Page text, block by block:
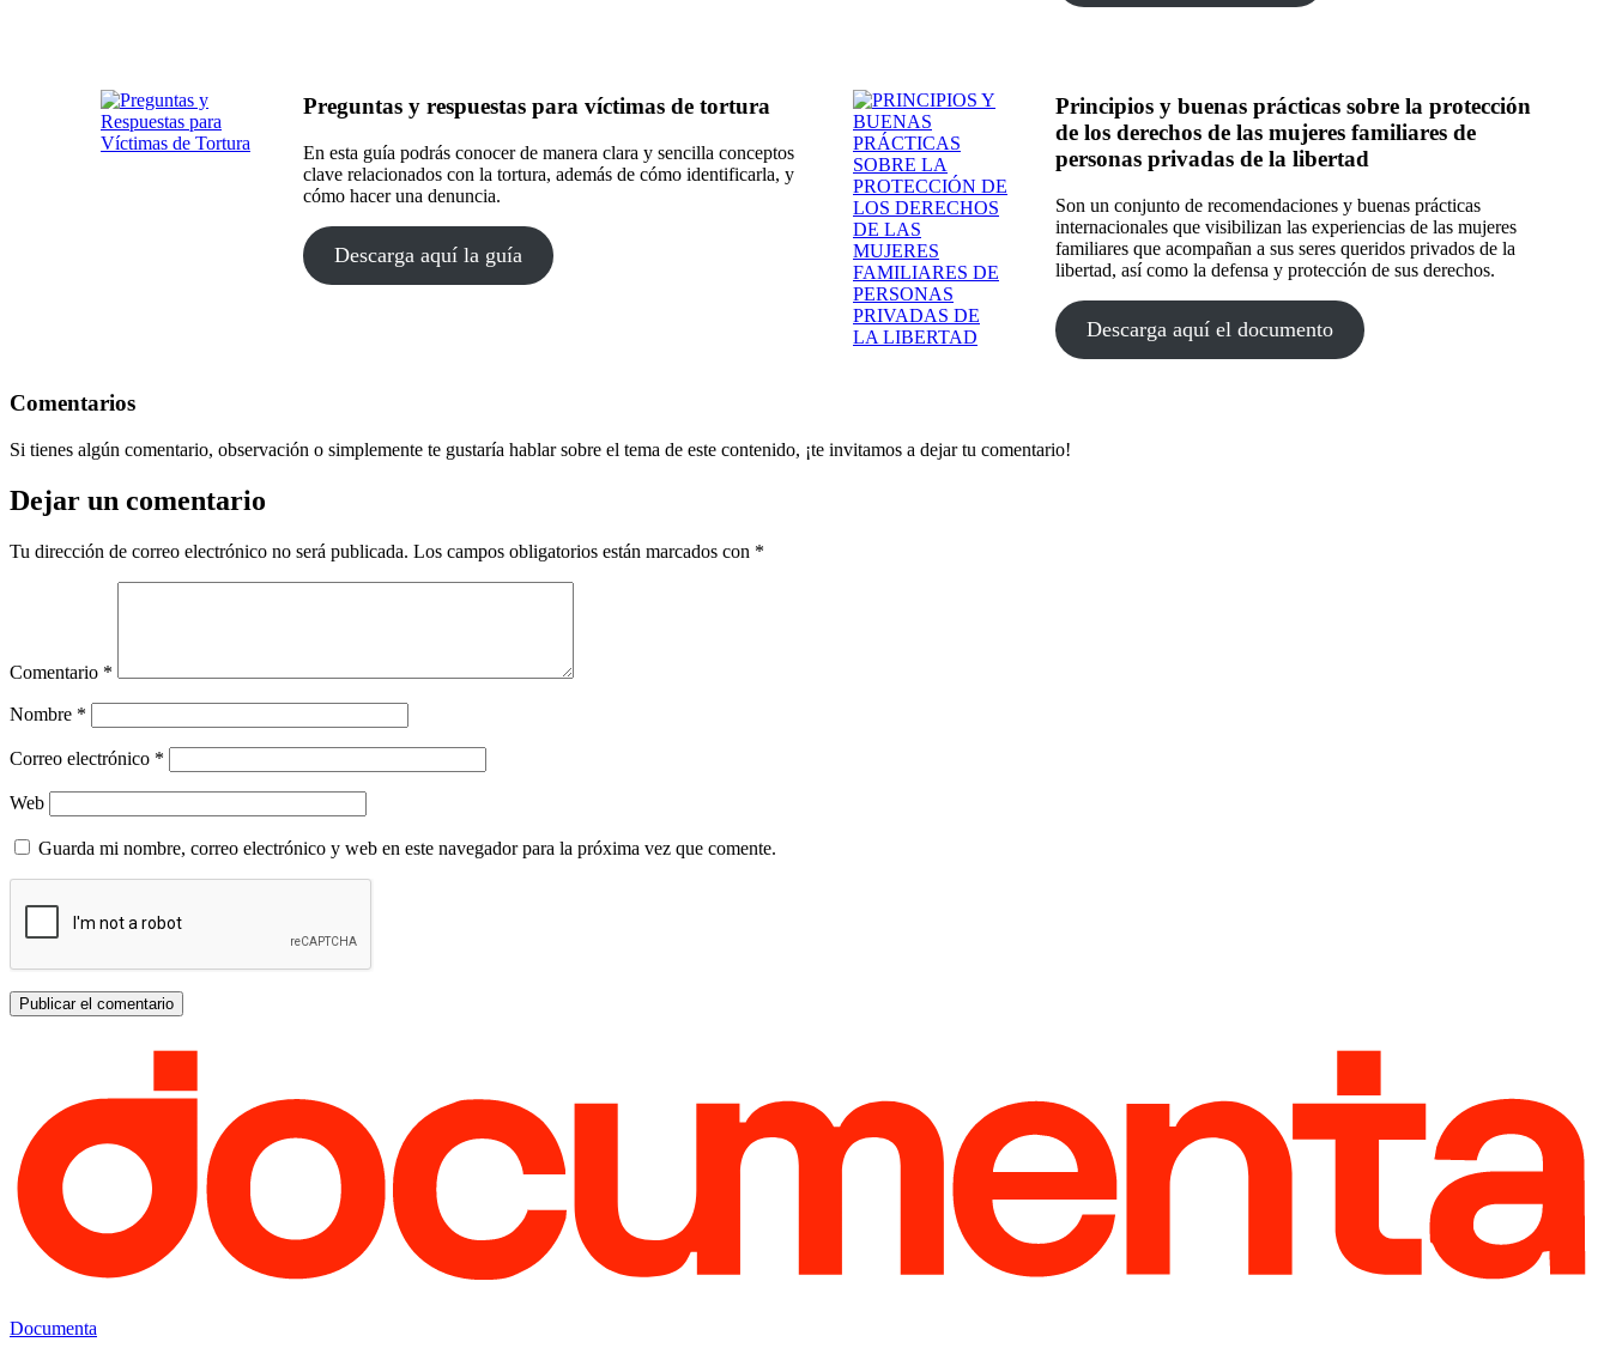
Preguntas y respuestas para víctimas de tortura
En esta guía podrás conocer de manera clara y sencilla conceptos
clave relacionados con la tortura, además de cómo identificarla, y
cómo hacer una denuncia.
Descarga aquí la guía
Principios y buenas prácticas sobre la protección
de los derechos de las mujeres familiares de
personas privadas de la libertad
Son un conjunto de recomendaciones y buenas prácticas
internacionales que visibilizan las experiencias de las mujeres
familiares que acompañan a sus seres queridos privados de la
libertad, así como la defensa y protección de sus derechos.
Descarga aquí el documento
Comentarios
Si tienes algún comentario, observación o simplemente te gustaría hablar sobre el tema de este contenido, ¡te invitamos a dejar tu comentario!
Dejar un comentario
Tu dirección de correo electrónico no será publicada. Los campos obligatorios están marcados con *
Comentario *
Nombre *
Correo electrónico *
Web
Guarda mi nombre, correo electrónico y web en este navegador para la próxima vez que comente.
Documenta